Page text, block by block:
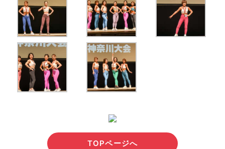
TOPページへ